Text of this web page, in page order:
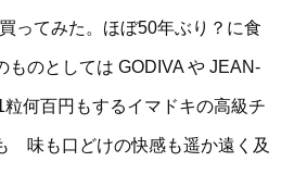
ってみた。ほぼ50年ぶり？に食
ものとしては GODIVA や JEAN-
粒何百円もするイマドキの高級チ
味も口どけの快感も遥か遠く及